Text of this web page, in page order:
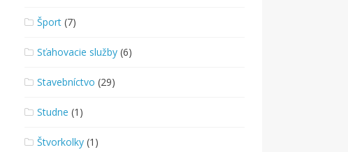
Šport (7)
Sťahovacie služby (6)
Stavebníctvo (29)
Studne (1)
Štvorkolky (1)